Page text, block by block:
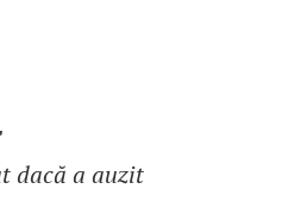
dacă a auzit